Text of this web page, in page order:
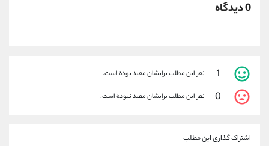
0 دیدگاه
1 نفر این مطلب برایشان مفید بوده است.
0 نفر این مطلب برایشان مفید نبوده است.
اشتراک گذاری این مطلب